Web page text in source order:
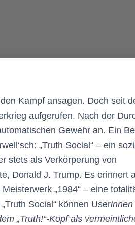
Kampf ansagen. Doch seit
aufgerufen. Nach der
Gewehr an. Ein
„Truth Social“ – ein
stets als Verkörperung von
Donald J. Trump. Es erinnert
„1984“ – eine
Social“ können Userinnen
„Truth!“-Kopf als